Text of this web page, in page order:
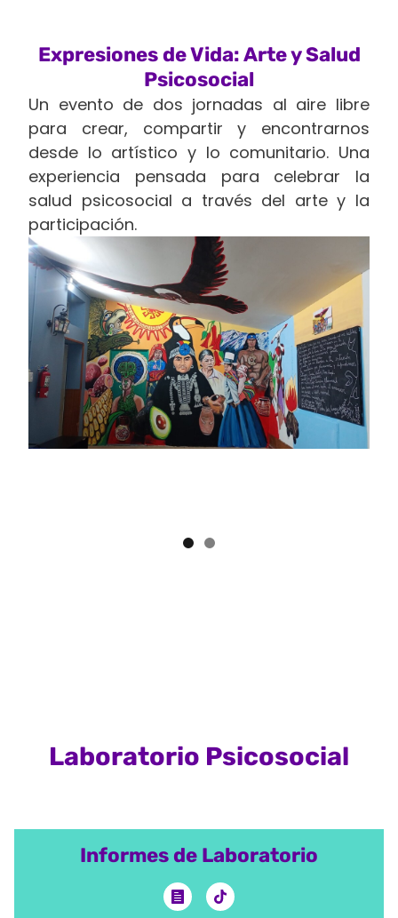
Expresiones de Vida: Arte y Salud
Psicosocial
Un evento de dos jornadas al aire libre
para crear, compartir y encontrarnos
desde lo artístico y lo comunitario. Una
experiencia pensada para celebrar la
salud psicosocial a través del arte y la
participación.
Laboratorio Psicosocial
Informes de Laboratorio